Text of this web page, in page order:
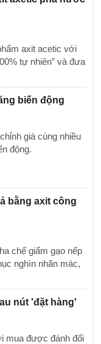
axit acetic với
tự nhiên” và đưa
biến động
giá cùng nhiều
động.
bằng axit công
chế giấm gạo nếp
nghìn nhãn mác,
nút 'đặt hàng'
mua được đánh đổi